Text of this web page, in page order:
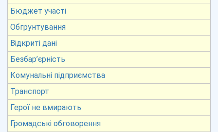
Бюджет участі
Обгрунтування
Відкриті дані
Безбар’єрність
Комунальні підприємства
Транспорт
Герої не вмирають
Громадські обговорення